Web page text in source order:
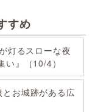
すめ
灯るスローな夜
い』（10/4）
とお城跡がある広